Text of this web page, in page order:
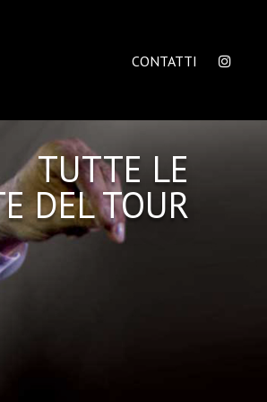
CONTATTI
TUTTE LE
DEL TOUR